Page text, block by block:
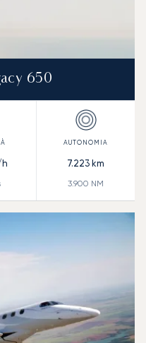
650
h 7.223 km
3.900 NM